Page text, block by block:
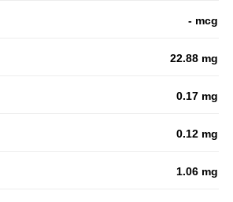
- mcg
22.88 mg
0.17 mg
0.12 mg
1.06 mg